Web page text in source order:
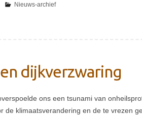
dijkverzwaring